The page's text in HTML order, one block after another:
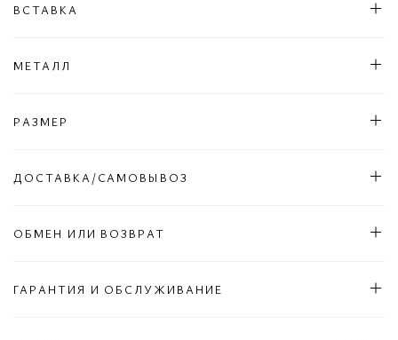
ВСТАВКА
МЕТАЛЛ
РАЗМЕР
ДОСТАВКА/САМОВЫВОЗ
ОБМЕН ИЛИ ВОЗВРАТ
ГАРАНТИЯ И ОБСЛУЖИВАНИЕ